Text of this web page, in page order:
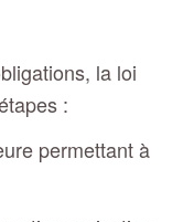
la loi
:
permettant à